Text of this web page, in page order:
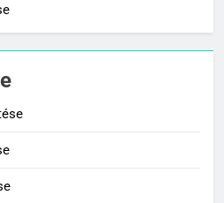
jelentése
SZAVAK JELENTÉSE
SZAVAK JELENTÉSE